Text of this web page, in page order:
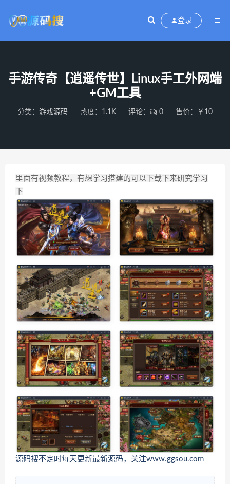
登录
手游传奇【逍遥传世】Linux手工外网端
+GM工具
分类： 游戏源码 热度：1.1K 评论： 0 售价：￥10
里面有视频教程，有想学习搭建的可以下载下来研究学习
下
源码搜不定时每天更新最新源码，关注www.ggsou.com